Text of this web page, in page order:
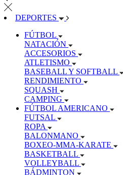
DEPORTES
FÚTBOL
NATACIÓN
ACCESORIOS
ATLETISMO
BASEBALL Y SOFTBALL
RENDIMIENTO
SQUASH
CAMPING
FÚTBOL AMERICANO
FUTSAL
ROPA
BALONMANO
BOXEO-MMA-KARATE
BASKETBALL
VOLLEYBALL
BÁDMINTON